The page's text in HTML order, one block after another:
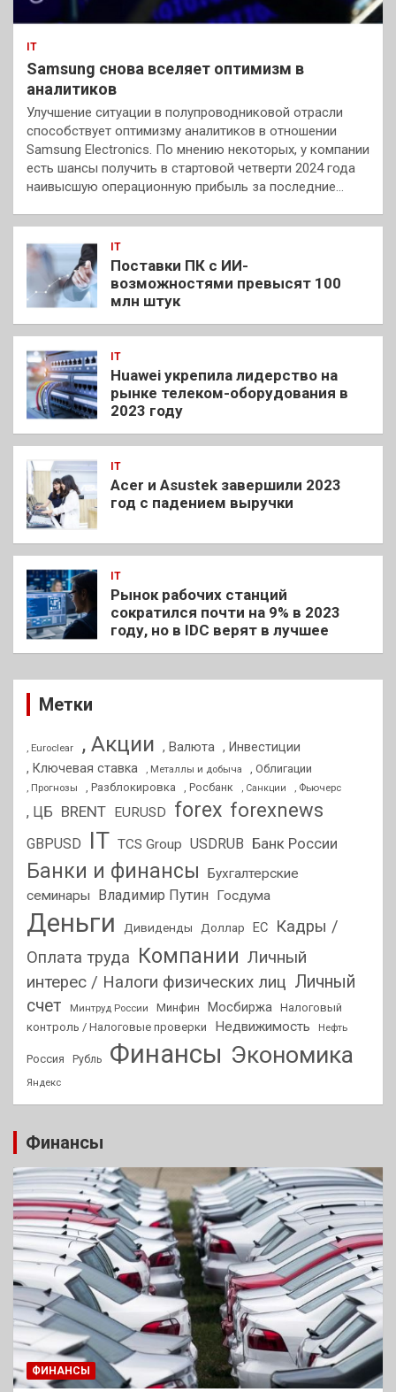
IT
Samsung снова вселяет оптимизм в
аналитиков
Улучшение ситуации в полупроводниковой отрасли
способствует оптимизму аналитиков в отношении
Samsung Electronics. По мнению некоторых, у компании
есть шансы получить в стартовой четверти 2024 года
наивысшую операционную прибыль за последние…
IT
Поставки ПК с ИИ-
возможностями превысят 100
млн штук
IT
Huawei укрепила лидерство на
рынке телеком-оборудования в
2023 году
IT
Acer и Asustek завершили 2023
год с падением выручки
IT
Рынок рабочих станций
сократился почти на 9% в 2023
году, но в IDC верят в лучшее
Метки
, Euroclear , Акции , Валюта
, Инвестиции
, Ключевая ставка
, Металлы и добыча , Облигации
, Прогнозы , Разблокировка , Росбанк , Санкции , Фьючерс
, ЦБ BRENT EURUSD forex forexnews
GBPUSD IT TCS Group USDRUB Банк России
Банки и финансы
Бухгалтерские
семинары
Владимир Путин Госдума
Деньги Дивиденды Доллар ЕС
Кадры /
Оплата труда Компании Личный
интерес / Налоги физических лиц Личный
счет
Минтруд России Минфин Мосбиржа
Налоговый
контроль / Налоговые проверки
Недвижимость Нефть
Россия Рубль Финансы Экономика
Яндекс
Финансы
ФИНАНСЫ